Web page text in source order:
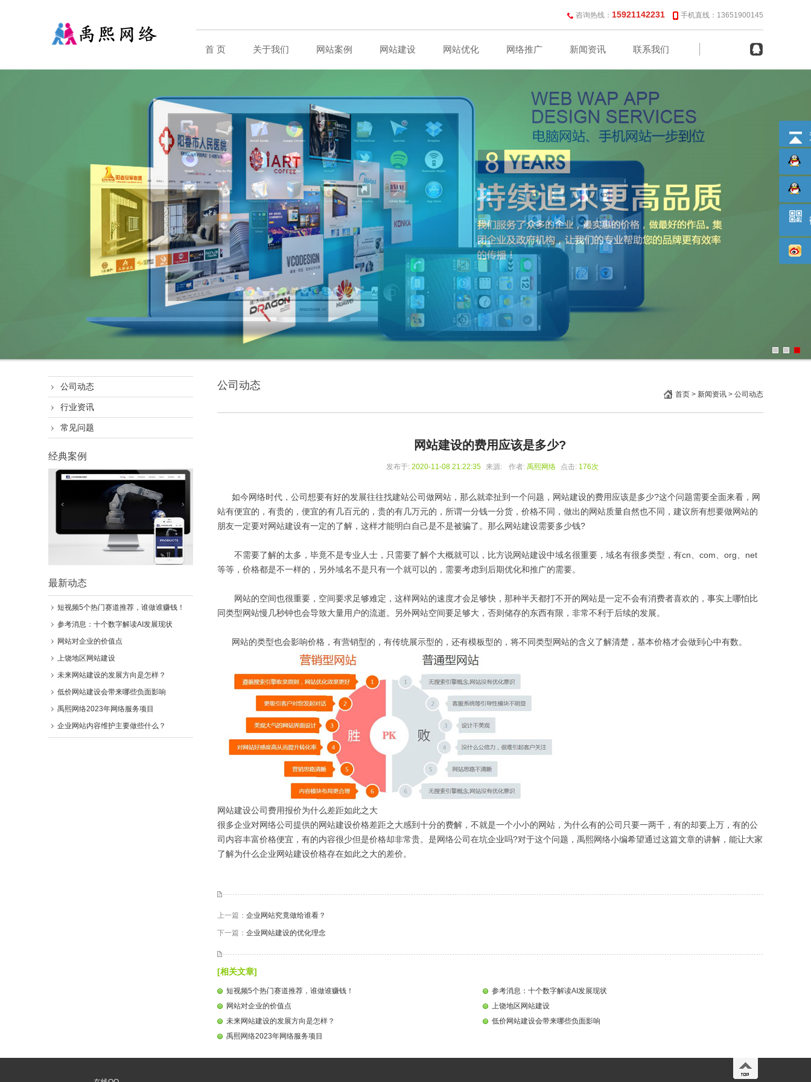
咨询热线： 15921142231 手机直线：13651900145
首 页 关于我们 网站案例 网站建设 网站优化 网络推广 新闻资讯 联系我们
公司动态
行业资讯
常见问题
经典案例
最新动态
短视频5个热门赛道推荐，谁做谁赚钱！
参考消息：十个数字解读AI发展现状
网站对企业的价值点
上饶地区网站建设
未来网站建设的发展方向是怎样？
低价网站建设会带来哪些负面影响
禹熙网络2023年网络服务项目
企业网站内容维护主要做些什么？
公司动态
首页> 新闻资讯> 公司动态
网站建设的费用应该是多少?
发布于: 2020-11-08 21:22:35 来源: 作者: 禹熙网络 点击: 176次
如今网络时代，公司想要有好的发展往往找建站公司做网站，那么就牵扯到一个问题，网站建设的费用应该是多少?这个问题需要全面来看，网
站有便宜的，有贵的，便宜的有几百元的，贵的有几万元的，所谓一分钱一分货，价格不同，做出的网站质量自然也不同，建议所有想要做网站的
朋友一定要对网站建设有一定的了解，这样才能明白自己是不是被骗了。那么网站建设需要多少钱?
不需要了解的太多，毕竟不是专业人士，只需要了解个大概就可以，比方说网站建设中域名很重要，域名有很多类型，有cn、com、org、net
等等，价格都是不一样的，另外域名不是只有一个就可以的，需要考虑到后期优化和推广的需要。
网站的空间也很重要，空间要求足够难定，这样网站的速度才会足够快，那种半天都打不开的网站是一定不会有消费者喜欢的，事实上哪怕比
同类型网站慢几秒钟也会导致大量用户的流逝。另外网站空间要足够大，否则储存的东西有限，非常不利于后续的发展。
网站的类型也会影响价格，有营销型的，有传统展示型的，还有模板型的，将不同类型网站的含义了解清楚，基本价格才会做到心中有数。
网站建设公司费用报价为什么差距如此之大
很多企业对网络公司提供的网站建设价格差距之大感到十分的费解，不就是一个小小的网站，为什么有的公司只要一两千，有的却要上万，有的公
司内容丰富价格便宜，有的内容很少但是价格却非常贵。是网络公司在坑企业吗?对于这个问题，禹熙网络小编希望通过这篇文章的讲解，能让大家
了解为什么企业网站建设价格存在如此之大的差价。
上一篇： 企业网站究竟做给谁看？
下一篇： 企业网站建设的优化理念
[相关文章]
短视频5个热门赛道推荐，谁做谁赚钱！
参考消息：十个数字解读AI发展现状
网站对企业的价值点
上饶地区网站建设
未来网站建设的发展方向是怎样？
低价网站建设会带来哪些负面影响
禹熙网络2023年网络服务项目